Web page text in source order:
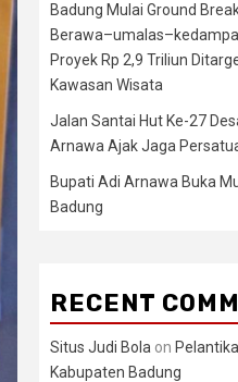
Badung Mulai Ground
Proyek Rp 2,9 Triliun
Kawasan Wisata
Jalan Santai Hut Ke-27
Arnawa Ajak Jaga
Bupati Adi Arnawa Buka
Badung
RECENT
Situs Judi Bola on
Kabupaten Badung